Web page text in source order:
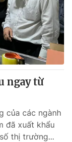
ngay từ
của các ngành
đã xuất khẩu
thị trường...